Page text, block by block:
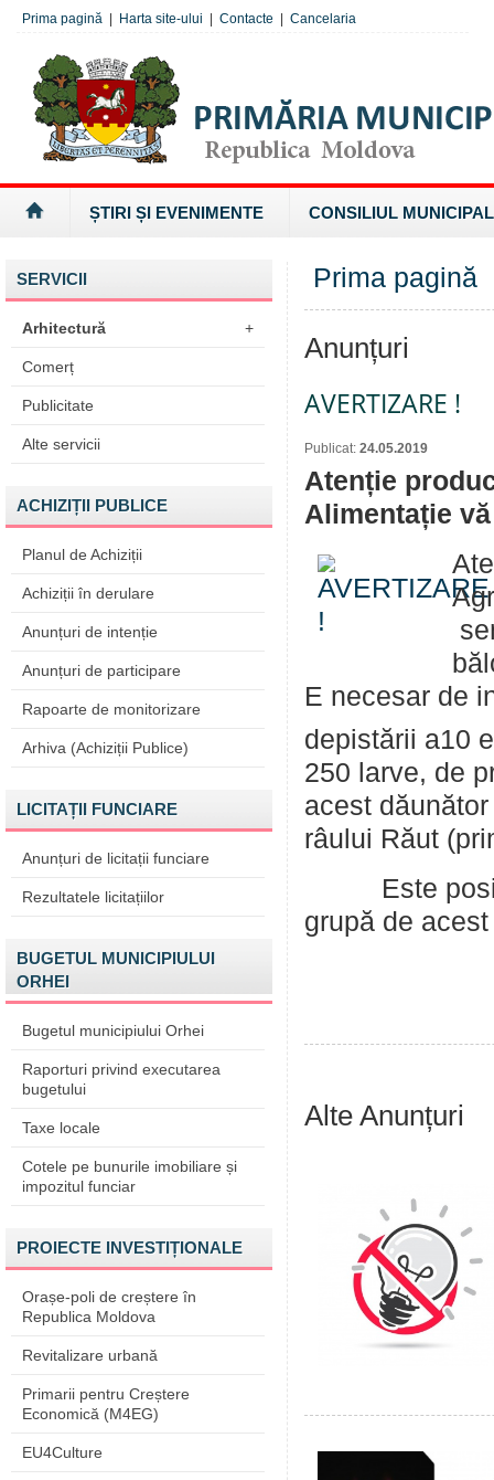
Prima pagină Harta site-ului Contacte Cancelaria
ȘTIRI ȘI EVENIMENTE CONSILIUL MUNICIPAL
SERVICII
Arhitectură +
Comerț
Publicitate
Alte servicii
ACHIZIȚII PUBLICE
Planul de Achiziții
Achiziții în derulare
Anunțuri de intenție
Anunțuri de participare
Rapoarte de monitorizare
Arhiva (Achiziții Publice)
LICITAȚII FUNCIARE
Anunțuri de licitații funciare
Rezultatele licitațiilor
BUGETUL MUNICIPIULUI
ORHEI
Bugetul municipiului Orhei
Raporturi privind executarea
bugetului
Taxe locale
Cotele pe bunurile imobiliare și
impozitul funciar
PROIECTE INVESTIȚIONALE
Orașe-poli de creștere în
Republica Moldova
Revitalizare urbană
Primarii pentru Creștere
Economică (M4EG)
EU4Culture
Prima pagină
Anunțuri
AVERTIZARE !
Publicat: 24.05.2019
Atenție
Alimentație
E necesar de
depistării a10
250 larve, de
acest
râului Răut
Este
grupă de
Alte Anunțuri